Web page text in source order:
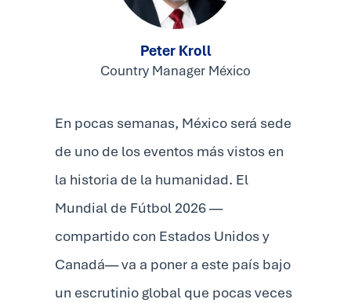
Peter Kroll
Country Manager México
En pocas semanas, México será sede
de uno de los eventos más vistos en
la historia de la humanidad. El
Mundial de Fútbol 2026 —
compartido con Estados Unidos y
Canadá— va a poner a este país bajo
un escrutinio global que pocas veces